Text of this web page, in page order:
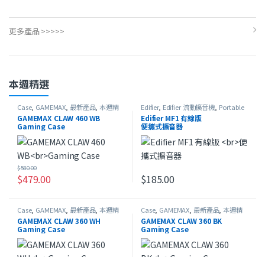
更多產品 >>>>>
本週精選
Case, GAMEMAX 最新產品,本週精
GAMEMAX CLAW 460 WB
Gaming Case
$479.00
$580.00
Edifier, Edifier 流動擴音機, Portable
Speaker 本週精選
Edifier MF1 有線版
便攜式擴音器
$185.00
此產品有多種款式。 可在產品頁
Case, GAMEMAX 最新產品,本週精
GAMEMAX CLAW 360 WH
Gaming Case
Case, GAMEMAX 最新產品,本週精
GAMEMAX CLAW 360 BK
Gaming Case